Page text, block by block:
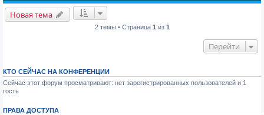
Новая тема
2 темы • Страница 1 из 1
Перейти
КТО СЕЙЧАС НА КОНФЕРЕНЦИИ
Сейчас этот форум просматривают: нет зарегистрированных пользователей и 1
гость
ПРАВА ДОСТУПА